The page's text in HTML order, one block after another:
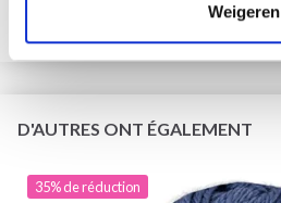
Weigeren
D'AUTRES ONT ÉGALEMENT
35% de réduction